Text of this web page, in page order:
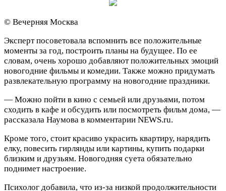
© Вечерняя Москва
Эксперт посоветовала вспомнить все положительные
моменты за год, построить планы на будущее. По ее
словам, очень хорошо добавляют положительных эмоций
новогодние фильмы и комедии. Также можно придумать
развлекательную программу на новогодние праздники.
— Можно пойти в кино с семьей или друзьями, потом
сходить в кафе и обсудить или посмотреть фильм дома, —
рассказала Наумова в комментарии NEWS.ru.
Кроме того, стоит красиво украсить квартиру, нарядить
елку, повесить гирлянды или картины, купить подарки
близким и друзьям. Новогодняя суета обязательно
поднимет настроение.
Психолог добавила, что из-за низкой продолжительности